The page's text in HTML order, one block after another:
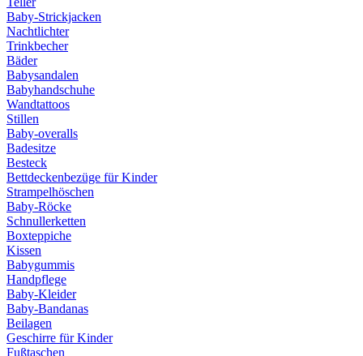
Baby-Strickjacken
Nachtlichter
Trinkbecher
Bäder
Babysandalen
Babyhandschuhe
Wandtattoos
Stillen
Baby-overalls
Badesitze
Besteck
Bettdeckenbezüge für Kinder
Strampelhöschen
Baby-Röcke
Schnullerketten
Boxteppiche
Kissen
Babygummis
Handpflege
Baby-Kleider
Baby-Bandanas
Beilagen
Geschirre für Kinder
Fußtaschen